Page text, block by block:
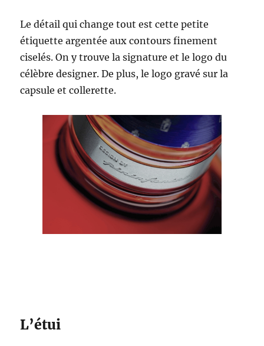
Le détail qui change tout est cette petite
étiquette argentée aux contours finement
ciselés. On y trouve la signature et le logo du
célèbre designer. De plus, le logo gravé sur la
capsule et collerette.
L’étui